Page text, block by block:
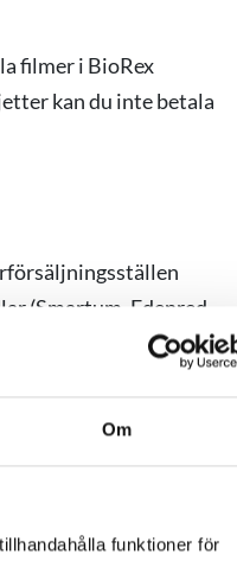
Om
funktioner för
filmer i BioRex
kan du inte betala
(Smartum, Edenred
gått ut.